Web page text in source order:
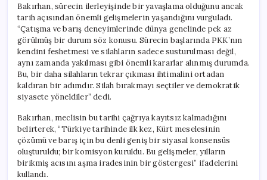
Bakırhan, sürecin ilerleyişinde bir yavaşlama olduğunu ancak
tarih açısından önemli gelişmelerin yaşandığını vurguladı.
“Çatışma ve barış deneyimlerinde dünya genelinde pek az
görülmüş bir durum söz konusu. Sürecin başlarında PKK’nın
kendini feshetmesi ve silahların sadece susturulması değil,
aynı zamanda yakılması gibi önemli kararlar alınmış durumda.
Bu, bir daha silahların tekrar çıkması ihtimalini ortadan
kaldıran bir adımdır. Silah bırakmayı seçtiler ve demokratik
siyasete yöneldiler” dedi.
Bakırhan, meclisin bu tarihi çağrıya kayıtsız kalmadığını
belirterek, “Türkiye tarihinde ilk kez, Kürt meselesinin
çözümü ve barış için bu denli geniş bir siyasal konsensüs
oluşturuldu; bir komisyon kuruldu. Bu gelişmeler, yılların
birikmiş acısını aşma iradesinin bir göstergesi” ifadelerini
kullandı.